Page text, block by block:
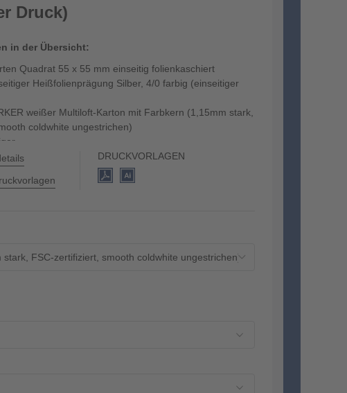
Druck)
in der Übersicht:
Quadrat 55 x 55 mm einseitig folienkaschiert
Heißfolienprägung Silber, 4/0 farbig (einseitiger
weißer Multiloft-Karton mit Farbkern (1,15mm stark,
coldwhite ungestrichen)
DRUCKVORLAGEN
FSC-zertifiziert, smooth coldwhite ungestrichen)